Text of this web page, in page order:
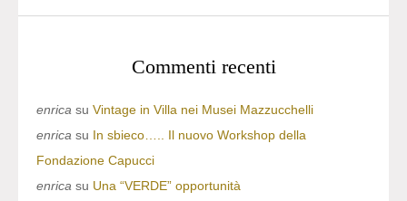
Commenti recenti
enrica su Vintage in Villa nei Musei Mazzucchelli
enrica su In sbieco….. Il nuovo Workshop della
Fondazione Capucci
enrica su Una “VERDE” opportunità